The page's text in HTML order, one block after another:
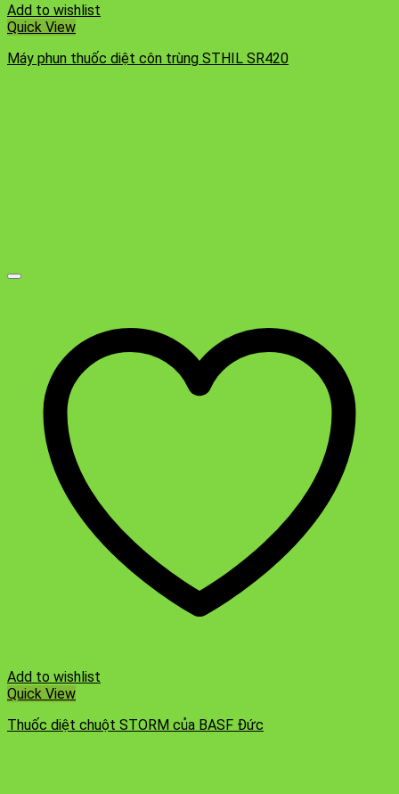
Add to wishlist
Quick View
Máy phun thuốc diệt côn trùng STHIL SR420
Add to wishlist
Quick View
Thuốc diệt chuột STORM của BASF Đức